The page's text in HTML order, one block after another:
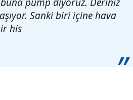
pump diyoruz. Deriniz
Sanki biri içine hava
his